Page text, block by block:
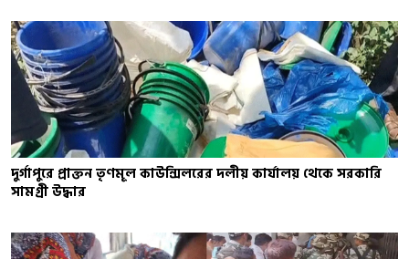
দুর্গাপুরে প্রাক্তন তৃণমূল কাউন্সিলরের দলীয় কার্যালয় থেকে সরকারি
সামগ্রী উদ্ধার